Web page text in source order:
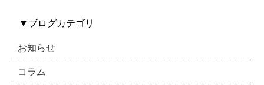
▼ ブログカテゴリ
お知らせ
コラム